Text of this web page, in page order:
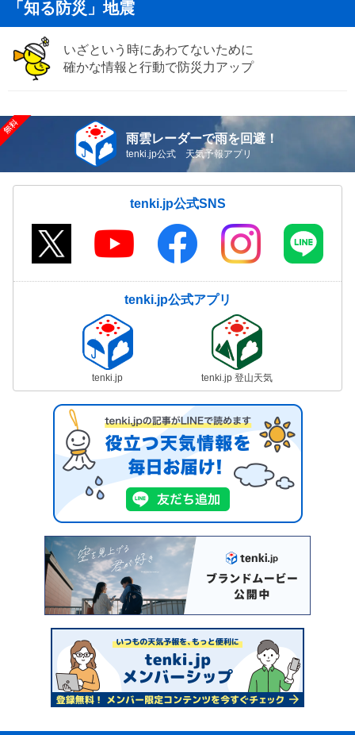
「知る防災」地震
いざという時にあわてないために
確かな情報と行動で防災力アップ
雨雲レーダーで雨を回避！
tenki.jp公式 天気予報アプリ
tenki.jp公式SNS
tenki.jp公式アプリ
tenki.jp tenki.jp 登山天気